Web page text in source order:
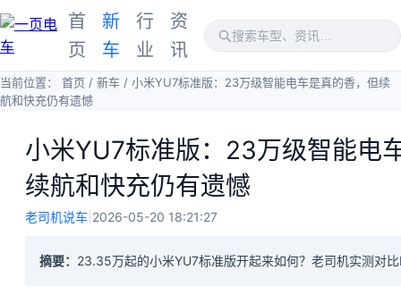
首
页
新
车
行
业
资
讯
当前位置： 首页 / 新车 / 小米YU7标准版：23万级智能电车是真的香，但续
航和快充仍有遗憾
小米YU7标准版：23万级智能电
续航和快充仍有遗憾
老司机说车 2026-05-20 18:21:27
摘要： 23.35万起的小米YU7标准版开起来如何？老司机实测对